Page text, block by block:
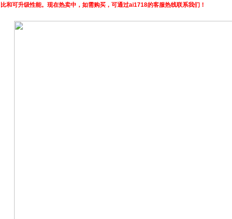
比和可升级性能。现在热卖中，如需购买，可通过ai1718的客服热线联系我们！